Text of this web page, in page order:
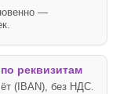
—
реквизитам
(IBAN), без НДС.